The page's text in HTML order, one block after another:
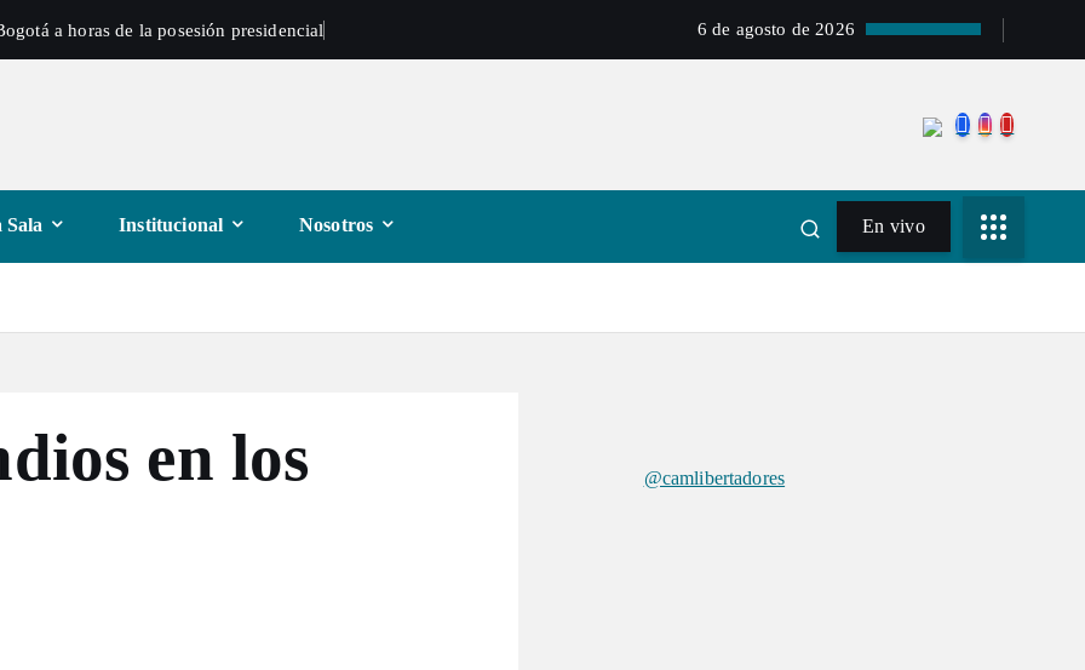
a horas de la posesión presidencial 6 de agosto de 2026
Sala Institucional Nosotros En vivo
en los
@camlibertadores